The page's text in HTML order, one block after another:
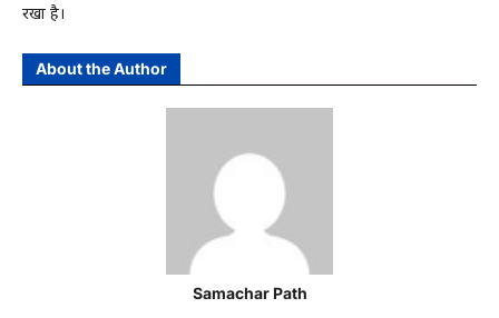
रखा है।
About the Author
Samachar Path